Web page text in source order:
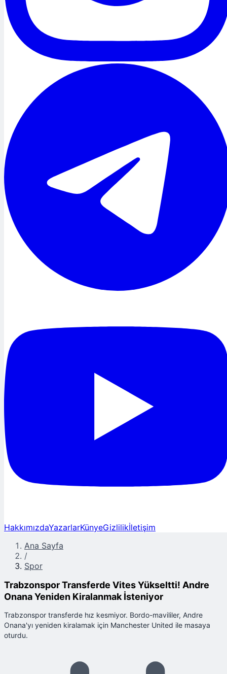
HakkımızdaYazarlarKünyeGizlilikİletişim
Ana Sayfa
/
Spor
Trabzonspor Transferde Vites Yükseltti! Andre
Onana Yeniden Kiralanmak İsteniyor
Trabzonspor transferde hız kesmiyor. Bordo-mavililer, Andre
Onana'yı yeniden kiralamak için Manchester United ile masaya
oturdu.